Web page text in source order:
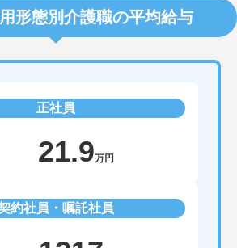
形態別介護職の平均給与
正社員
21.9万円
約社員・嘱託社員